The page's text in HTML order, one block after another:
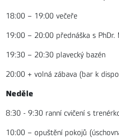
18:00 – 19:00 večeře
19:00 – 20:00 přednáška s PhDr.
19:30 – 20:30 plavecký bazén
20:00 + volná zábava (bar k
Neděle
8:30 - 9:30 ranní cvičení s
10:00 – opuštění pokojů